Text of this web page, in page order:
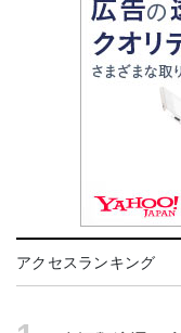
アクセスランキング